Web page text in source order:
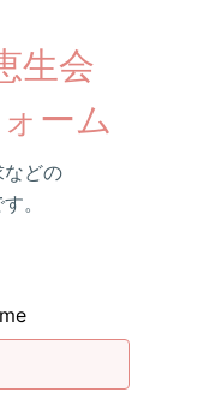
生会
ーム
などの
。